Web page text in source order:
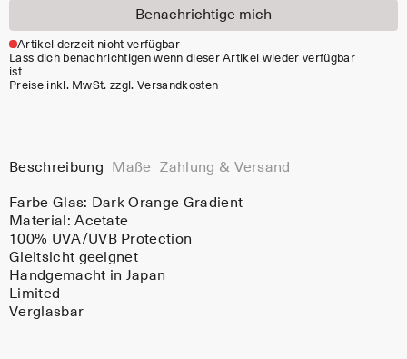
Benachrichtige mich
Artikel derzeit nicht verfügbar
Lass dich benachrichtigen wenn dieser Artikel wieder verfügbar
ist
Preise inkl. MwSt. zzgl. Versandkosten
Beschreibung Maße Zahlung & Versand
Farbe Glas: Dark Orange Gradient
Material:Acetate
100% UVA/UVB Protection
Gleitsicht geeignet
Handgemacht in Japan
Limited
Verglasbar